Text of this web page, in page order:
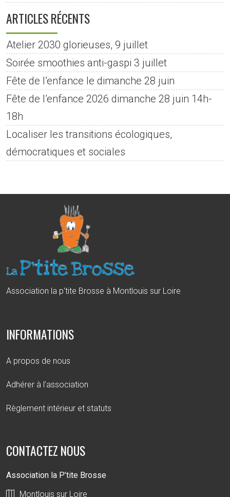
ARTICLES RÉCENTS
Atelier 2030 glorieuses, 9 juillet
Soirée smoothies anti-gaspi 3 juillet
Fête de l’enfance le dimanche 28 juin
Fête de l’enfance 2026 dimanche 28 juin 14h-
18h
Localiser les transitions écologiques,
démocratiques et sociales
Association la p'tite Brosse à Montlouis sur Loire
INFORMATIONS
A propos de nous
Adhérer à l’association
Règlement intérieur et statuts
CONTACTEZ NOUS
Association la P’tite Brosse
Montlouis sur Loire